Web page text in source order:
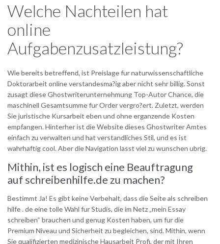
Welche Nachteilen hat
online
Aufgabenzusatzleistung?
Wie bereits betreffend, ist Preislage fur naturwissenschaftliche
Doktorarbeit online verstandesma?ig aber nicht sehr billig. Sonst
zusagt diese Ghostwriterunternehmung Top-Autor Chance, die
maschinell Gesamtsumme fur Order vergro?ert. Zuletzt, werden
Sie juristische Kursarbeit eben und ohne erganzende Kosten
empfangen. Hinterher ist die Website dieses Ghostwriter Amtes
einfach zu verwalten und hat verstandliches Stil, und es ist
wahrhaftig cool. Aber die Navigation lasst viel zu wunschen ubrig.
Mithin, ist es logisch eine Beauftragung
auf schreibenhilfe.de zu machen?
Bestimmt Ja! Es gibt keine Verbehalt, dass die Seite als schreiben
hilfe . de eine tolle Wahl fur Studis, die im Netz „mein Essay
schreiben“ brauchen und genug Kosten haben, um fur die
Premium Niveau und Sicherheit zu begleichen, sind. Mithin, wenn
Sie qualifizierten medizinische Hausarbeit Profi, der mit Ihren